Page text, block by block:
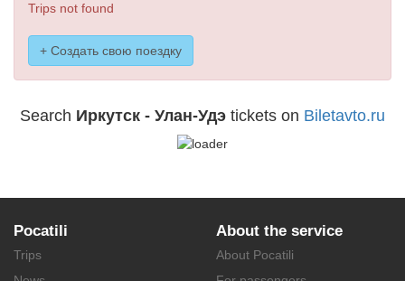
Trips not found
+ Создать свою поездку
Search Иркутск - Улан-Удэ tickets on Biletavto.ru
Pocatili
Trips
About the service
About Pocatili